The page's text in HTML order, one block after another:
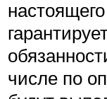
числе по